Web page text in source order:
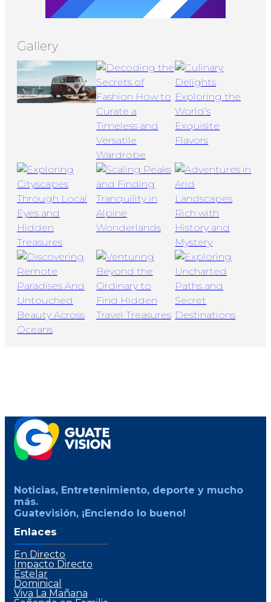
Gallery
Noticias, Entretenimiento, deporte y mucho
más.
Guatevisión, ¡Enciendo lo bueno!
Enlaces
En Directo
Impacto Directo
Estelar
Dominical
Viva La Mañana